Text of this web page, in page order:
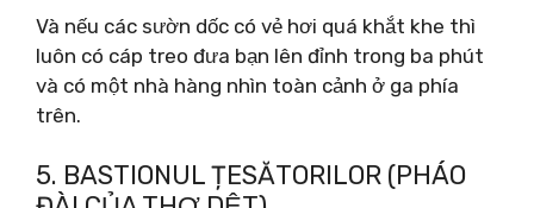
Và nếu các sườn dốc có vẻ hơi quá khắt khe thì
luôn có cáp treo đưa bạn lên đỉnh trong ba phút
và có một nhà hàng nhìn toàn cảnh ở ga phía
trên.
5. BASTIONUL ȚESĂTORILOR (PHÁO